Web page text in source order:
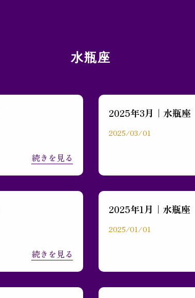
水瓶座
続きを見る
2025年3月｜水瓶座
2025/03/01
続きを見る
2025年1月｜水瓶座
2025/01/01